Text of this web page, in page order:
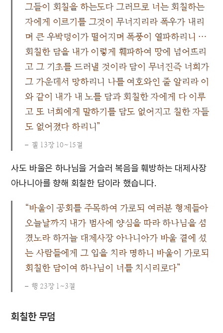
그들이 회칠을 하는도다 그러므로 너는 회칠하는
자에게 이르기를 그것이 무너지리라 폭우가 내리
며 큰 우박덩이가 떨어지며 폭풍이 열파하리니 …
회칠한 담을 내가 이렇게 훼파하여 땅에 넘어뜨리
고 그 기초를 드러낼 것이라 담이 무너진즉 너희가
그 가운데서 망하리니 나를 여호와인 줄 알리라 이
와 같이 내가 내 노를 담과 회칠한 자에게 다 이루
고 또 너희에게 말하기를 담도 없어지고 칠한 자들
도 없어졌다 하리니”
겔 13장 10~15절
사도 바울은 하나님을 거슬러 복음을 훼방하는 대제사장
아나니아를 향해 회칠한 담이라 했습니다.
“바울이 공회를 주목하여 가로되 여러분 형제들아
오늘날까지 내가 범사에 양심을 따라 하나님을 섬
겼노라 하거늘 대제사장 아나니아가 바울 곁에 섰
는 사람들에게 그 입을 치라 명하니 바울이 가로되
회칠한 담이여 하나님이 너를 치시리로다”
행 23장 1~3절
회칠한 무덤